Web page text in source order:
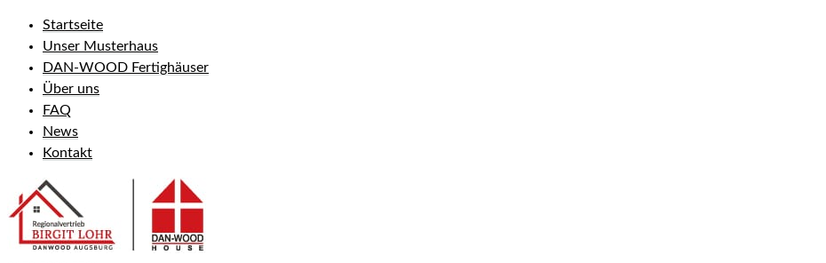
Startseite
Unser Musterhaus
DAN-WOOD Fertighäuser
Über uns
FAQ
News
Kontakt